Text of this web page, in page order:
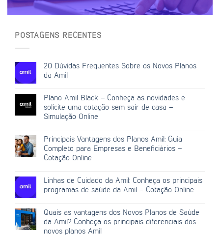
POSTAGENS RECENTES
20 Dúvidas Frequentes Sobre os Novos Planos
da Amil
Plano Amil Black – Conheça as novidades e
solicite uma cotação sem sair de casa –
Simulação Online
Principais Vantagens dos Planos Amil: Guia
Completo para Empresas e Beneficiários –
Cotação Online
Linhas de Cuidado da Amil: Conheça os principais
programas de saúde da Amil – Cotação Online
Quais as vantagens dos Novos Planos de Saúde
da Amil? Conheça os principais diferenciais dos
novos planos Amil